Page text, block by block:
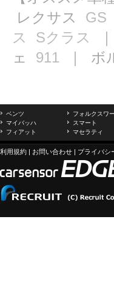
レクサス GS
ス
Sクラス
ェ 911 ｜ ボ
ベンツ フォルクスワ
マイバッハ
スマート
フィアット
マセラティ
利用規約 | お問い合わせ | プライバシ